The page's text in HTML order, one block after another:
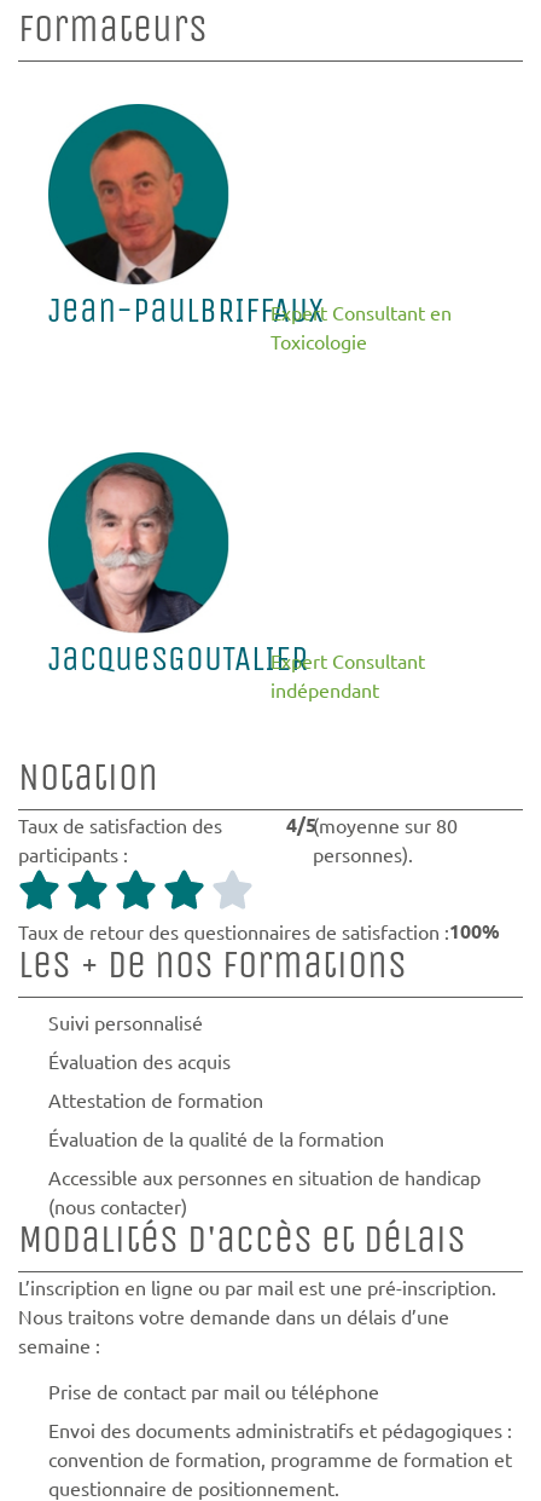
Formateurs
Jean-paulBRIFFAUXExpert Consultant en
Toxicologie
JacquesGOUTALIERExpert Consultant
indépendant
Notation
Taux de satisfaction des
participants :
4/5(moyenne sur 80
personnes).
Taux de retour des questionnaires de satisfaction :100%
Les + de nos formations
Suivi personnalisé
Évaluation des acquis
Attestation de formation
Évaluation de la qualité de la formation
Accessible aux personnes en situation de handicap
(nous contacter)
Modalités d'accès et délais
L’inscription en ligne ou par mail est une pré-inscription.
Nous traitons votre demande dans un délais d’une
semaine :
Prise de contact par mail ou téléphone
Envoi des documents administratifs et pédagogiques :
convention de formation, programme de formation et
questionnaire de positionnement.